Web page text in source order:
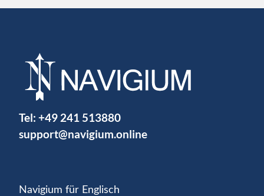
Tel: +49 241 513880
support@navigium.online
Navigium für Englisch